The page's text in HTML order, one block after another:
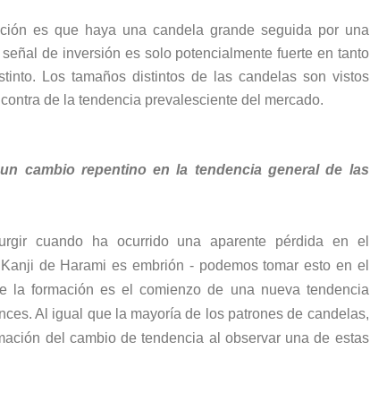
es que haya una candela grande seguida por una
de inversión es solo potencialmente fuerte en tanto
Los tamaños distintos de las candelas son vistos
de la tendencia prevalesciente del mercado.
cambio repentino en la tendencia general de las
cuando ha ocurrido una aparente pérdida en el
de Harami es embrión - podemos tomar esto en el
la formación es el comienzo de una nueva tendencia
Al igual que la mayoría de los patrones de candelas,
del cambio de tendencia al observar una de estas